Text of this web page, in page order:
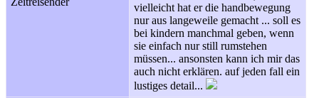
vielleicht hat er die handbewegung
nur aus langeweile gemacht ... soll es
bei kindern manchmal geben, wenn
sie einfach nur still rumstehen
müssen... ansonsten kann ich mir das
auch nicht erklären. auf jeden fall ein
lustiges detail...